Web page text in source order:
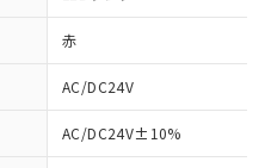
赤
AC/DC24V
AC/DC24V±10%